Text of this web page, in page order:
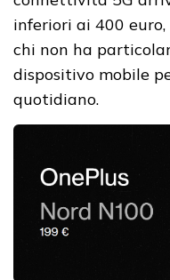
inferiori ai 400
chi non ha
dispositivo mobile
quotidiano.